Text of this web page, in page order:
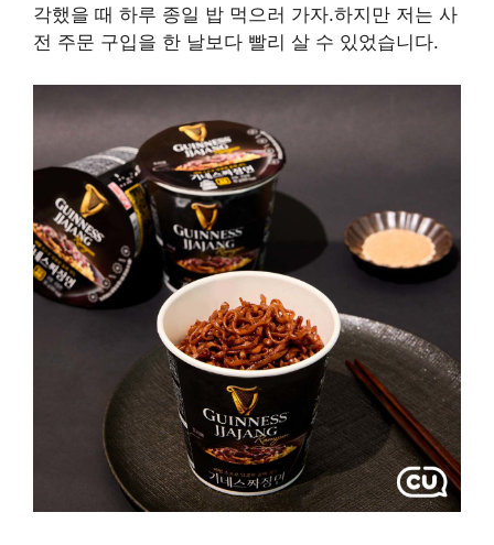
각했을 때 하루 종일 밥 먹으러 가자.하지만 저는 사
전 주문 구입을 한 날보다 빨리 살 수 있었습니다.